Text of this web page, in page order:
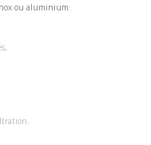
ou aluminium